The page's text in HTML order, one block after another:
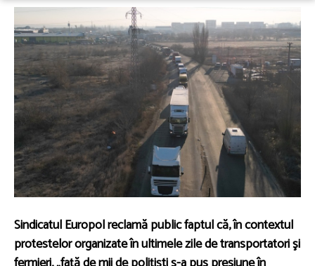
Sindicatul Europol reclamă public faptul că, în contextul
protestelor organizate în ultimele zile de transportatori şi